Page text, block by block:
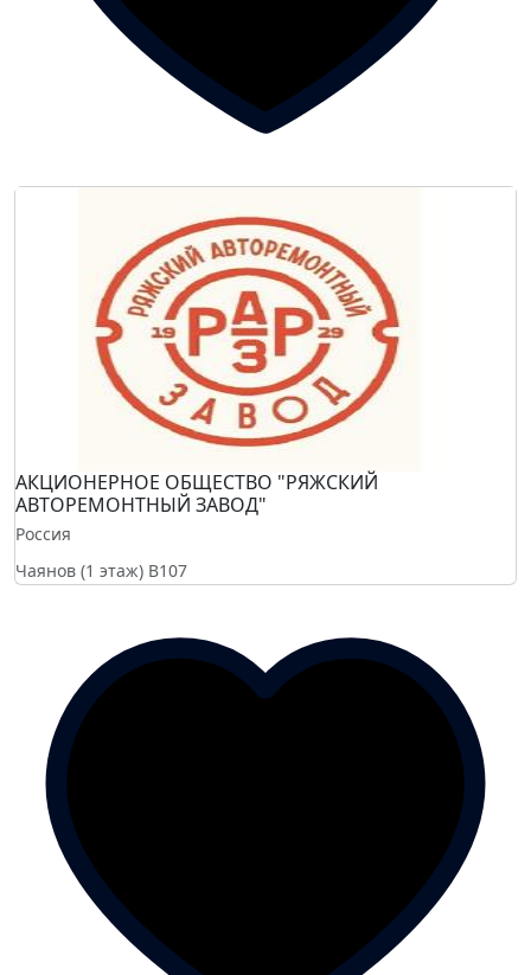
АКЦИОНЕРНОЕ ОБЩЕСТВО "РЯЖСКИЙ
АВТОРЕМОНТНЫЙ ЗАВОД"
Россия
Чаянов (1 этаж) B107